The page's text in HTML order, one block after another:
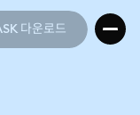
다운로드